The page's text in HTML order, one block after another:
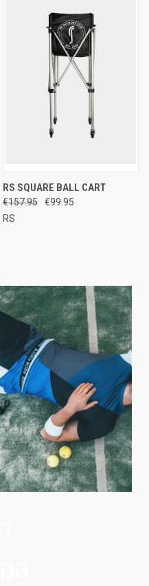
RS SQUARE BALL CART
€157.95
€99.95
RS